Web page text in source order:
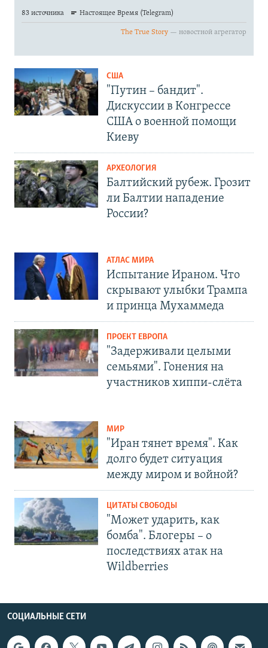
США
"Путин – бандит".
Дискуссии в Конгрессе
США о военной помощи
Киеву
АРХЕОЛОГИЯ
Балтийский рубеж. Грозит
ли Балтии нападение
России?
АТЛАС МИРА
Испытание Ираном. Что
скрывают улыбки Трампа
и принца Мухаммеда
ПРОЕКТ ЕВРОПА
"Задерживали целыми
семьями". Гонения на
участников хиппи-слёта
МИР
"Иран тянет время". Как
долго будет ситуация
между миром и войной?
ЦИТАТЫ СВОБОДЫ
"Может ударить, как
бомба". Блогеры – о
последствиях атак на
Wildberries
СОЦИАЛЬНЫЕ СЕТИ